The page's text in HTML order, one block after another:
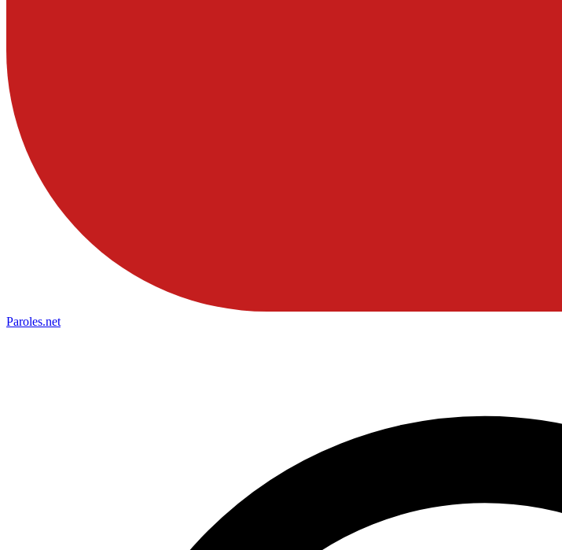
Paroles.net